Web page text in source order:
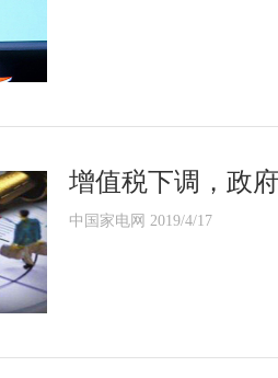
增值税下调，政
中国家电网 2019/4/17